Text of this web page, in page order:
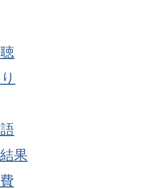
果